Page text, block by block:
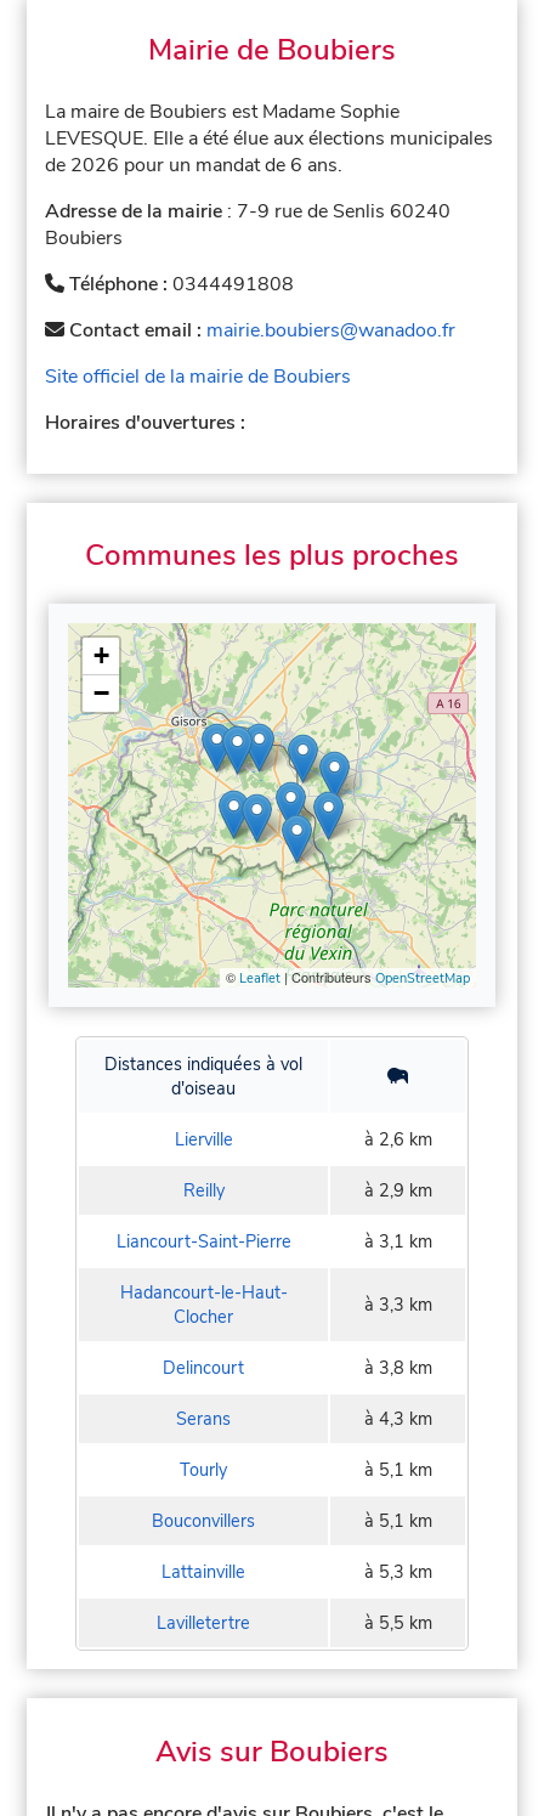
Mairie de Boubiers
La maire de Boubiers est Madame Sophie
LEVESQUE. Elle a été élue aux élections municipales
de 2026 pour un mandat de 6 ans.
Adresse de la mairie : 7-9 rue de Senlis 60240
Boubiers
Téléphone :0344491808
Contact email : mairie.boubiers@wanadoo.fr
Site officiel de la mairie de Boubiers
Horaires d'ouvertures :
Communes les plus proches
+
−
© Leaflet| ContributeursOpenStreetMap
Distances indiquées à vol
d'oiseau
Lierville à 2,6 km
Reilly à 2,9 km
Liancourt-Saint-Pierre à 3,1 km
Hadancourt-le-Haut-
Clocher
à 3,3 km
Delincourt à 3,8 km
Serans à 4,3 km
Tourly à 5,1 km
Bouconvillers à 5,1 km
Lattainville à 5,3 km
Lavilletertre à 5,5 km
Avis sur Boubiers